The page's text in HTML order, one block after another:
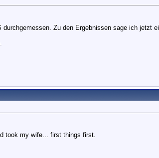
durchgemessen. Zu den Ergebnissen sage ich
took my wife... first things first.